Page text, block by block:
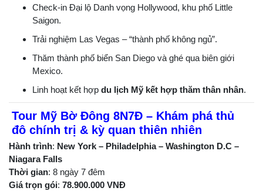
Check-in Đại lộ Danh vọng Hollywood, khu phố Little
Saigon.
Trải nghiệm Las Vegas – “thành phố không ngủ”.
Thăm thành phố biển San Diego và ghé qua biên giới
Mexico.
Linh hoạt kết hợp du lịch Mỹ kết hợp thăm thân nhân.
Tour Mỹ Bờ Đông 8N7Đ – Khám phá thủ
đô chính trị & kỳ quan thiên nhiên
Hành trình: New York – Philadelphia – Washington D.C –
Niagara Falls
Thời gian: 8 ngày 7 đêm
Giá trọn gói: 78.900.000 VNĐ